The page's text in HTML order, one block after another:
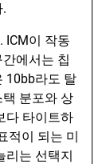
ICM이 작동
에서는 칩
10bb라도 탈
분포와 상
다 타이트하
적이 되는 미
리는 선택지